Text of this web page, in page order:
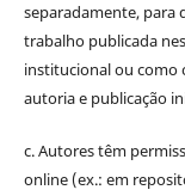
separadamente, para
trabalho publicada
institucional ou como
autoria e publicação
c. Autores têm
online (ex.: em